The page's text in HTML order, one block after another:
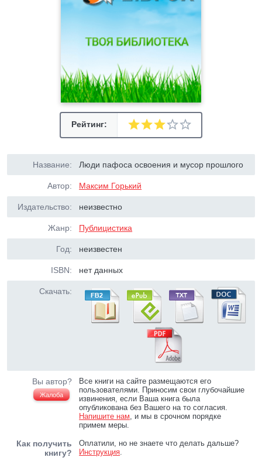
Рейтинг:
Название: Люди пафоса освоения и мусор прошлого
Автор: Максим Горький
Издательство: неизвестно
Жанр: Публицистика
Год: неизвестен
ISBN: нет данных
Скачать:
Вы автор?
Жалоба
Все книги на сайте размещаются его
пользователями. Приносим свои глубочайшие
извинения, если Ваша книга была
опубликована без Вашего на то согласия.
Напишите нам, и мы в срочном порядке
примем меры.
Как получить
книгу?
Оплатили, но не знаете что делать дальше?
Инструкция.